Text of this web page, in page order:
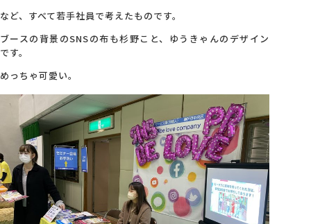
など、すべて若手社員で考えたものです。
ブースの背景のSNSの布も杉野こと、ゆうきゃんのデザイン
です。
めっちゃ可愛い。